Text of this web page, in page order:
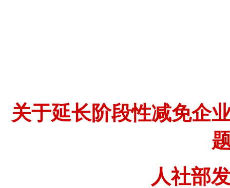
关于延长阶段性减免企
人社部